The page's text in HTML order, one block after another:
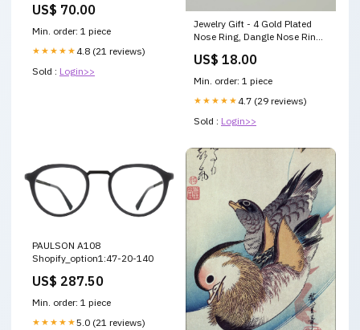
US$ 70.00
Min. order: 1 piece
★★★★★ 4.8 (21 reviews)
Sold : Login>>
Jewelry Gift - 4 Gold Plated
Nose Ring, Dangle Nose Ring,
Jewelry, Gold, Silver, Rose
gold, Wedding Bridal_Tikka
US$ 18.00
Min. order: 1 piece
★★★★★ 4.7 (29 reviews)
Sold : Login>>
PAULSON A108
Shopify_option1:47-20-140
US$ 287.50
Min. order: 1 piece
★★★★★5.0 (21 reviews)